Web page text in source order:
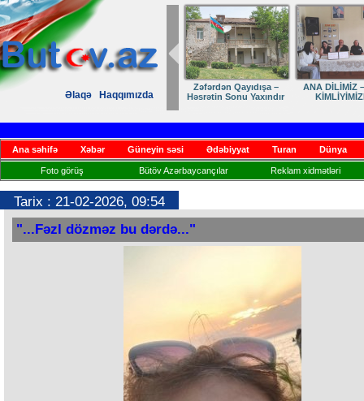
Əlaqə Haqqımızda
Zəfərdən Qayıdışa –
Həsrətin Sonu Yaxındır
ANA DİLİMİZ
Ana səhifə Xəbər Güneyin səsi Ədəbiyyat Turan Dünya
Foto görüş Bütöv Azərbaycançılar Reklam xidmətləri
Tarix : 21-02-2026, 09:54
"...Fəzl dözməz bu dərdə..."